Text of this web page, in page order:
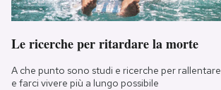
Le ricerche per ritardare la morte
A che punto sono studi e ricerche per
e farci vivere più a lungo possibile